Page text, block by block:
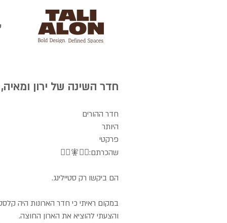
חדר השינה של ירון
חדר ההורים
היותר
פרקטי
שהכרתם:🧚‍♂️🧚🧚‍♀️
הם ביקשו רק סטיילינג.
במקום ראיתי כי חדר הארונות היה
והצעתי להוציא את הארון החוצה.